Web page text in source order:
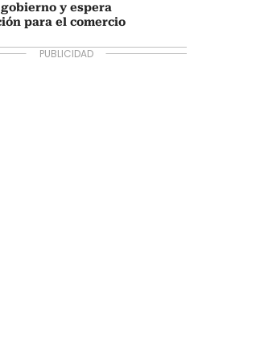
y espera
para el comercio